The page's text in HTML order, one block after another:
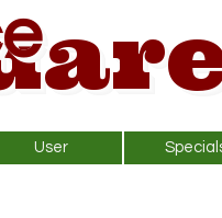
User ▼